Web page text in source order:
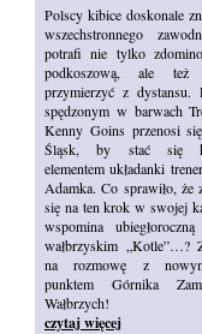
Polscy kibice doskonale
wszechstronnego
potrafi nie tylko
podkoszową, ale też
przymierzyć z dystansu.
spędzonym w barwach
Kenny Goins przenosi
Śląsk, by stać się
elementem układanki
Adamka. Co sprawiło, że
się na ten krok w swojej
wspomina
wałbrzyskim „Kotle”…?
na rozmowę z
punktem Górnika
Wałbrzych!
czytaj więcej